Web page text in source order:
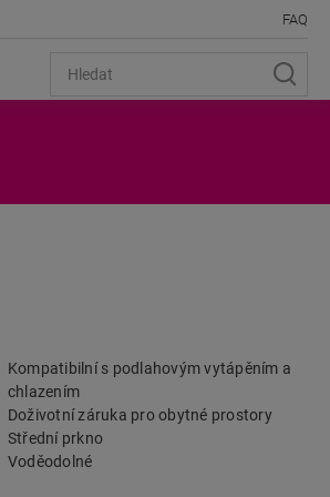
FAQ
Kompatibilní s podlahovým vytápěním a
chlazením
Doživotní záruka pro obytné prostory
Střední prkno
Voděodolné